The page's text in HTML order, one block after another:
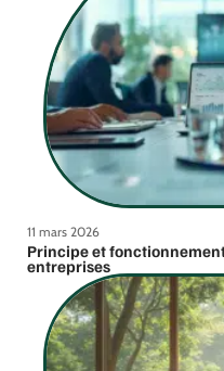
11 mars 2026
Principe et
entreprises